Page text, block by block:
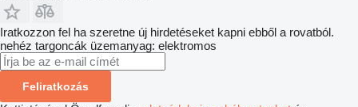
Iratkozzon fel ha szeretne új hirdetéseket kapni ebből a rovatból.
nehéz targoncák üzemanyag: elektromos
Feliratkozás